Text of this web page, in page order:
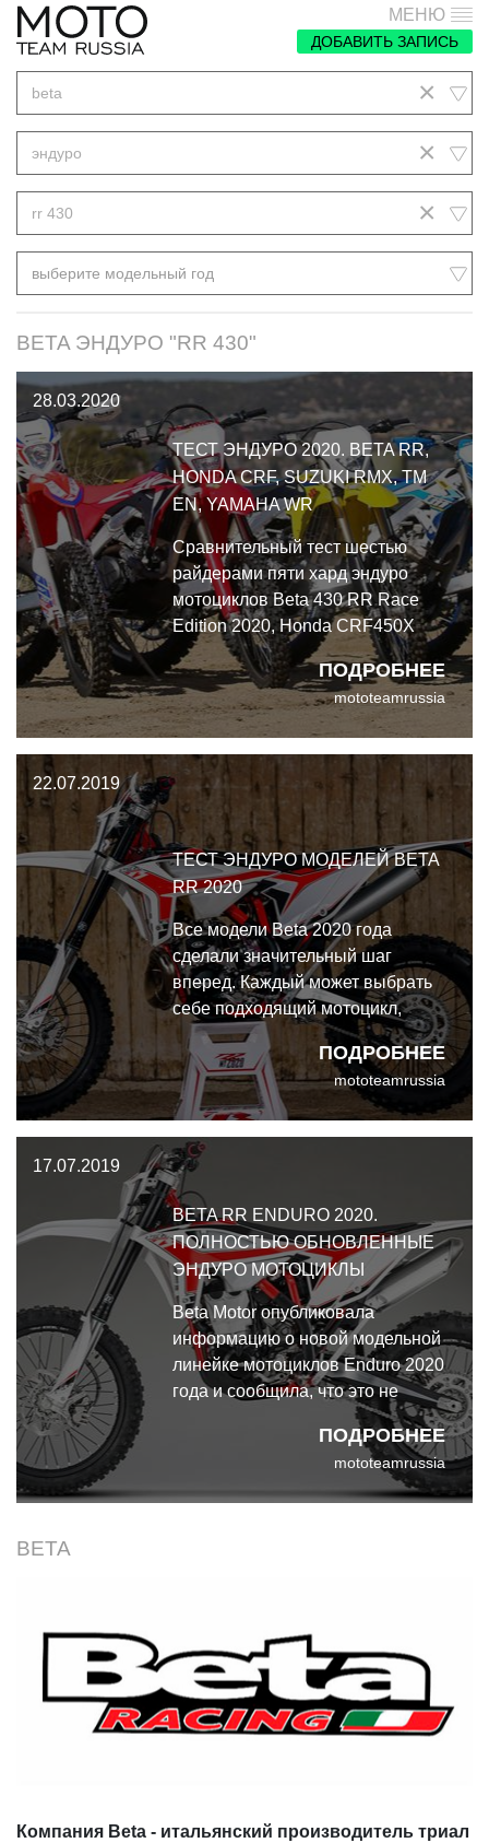
МЕНЮ
ДОБАВИТЬ ЗАПИСЬ
×
beta
×
эндуро
×
rr 430
выберите модельный год
BETA ЭНДУРО "RR 430"
28.03.2020
ТЕСТ ЭНДУРО 2020. BETA RR,
HONDA CRF, SUZUKI RMX, TM
EN, YAMAHA WR
ПОДРОБНЕЕ
Сравнительный тест шестью
райдерами пяти хард эндуро
мотоциклов Beta 430 RR Race
Edition 2020, Honda CRF450X
2020, Suzuki RMX450Z
2020, TM Racing EN 450Fi
2020, Yamaha WR450F 2020.
mototeamrussia
22.07.2019
ТЕСТ ЭНДУРО МОДЕЛЕЙ BETA
RR 2020
ПОДРОБНЕЕ
Все модели Beta 2020 года
сделали значительный шаг
вперед. Каждый может выбрать
себе подходящий мотоцикл,
начиная с легкого двухтактного
125 куб.см, и заканчивая
мощным четырехтактным 480с
куб.см
mototeamrussia
17.07.2019
BETA RR ENDURO 2020.
ПОЛНОСТЬЮ ОБНОВЛЕННЫЕ
ЭНДУРО МОТОЦИКЛЫ
ПОДРОБНЕЕ
Beta Motor опубликовала
информацию о новой модельной
линейке мотоциклов Enduro 2020
года и сообщила, что это не
простая модернизация, а новое
поколение мотоциклов Enduro
mototeamrussia
BETA
Компания Beta - итальянский производитель триал